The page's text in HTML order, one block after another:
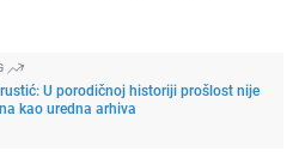
U porodičnoj historiji prošlost nije
kao uredna arhiva